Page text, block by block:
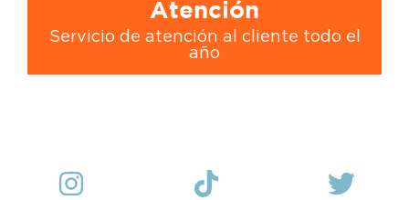
Atención
Servicio de atención al cliente todo el
año